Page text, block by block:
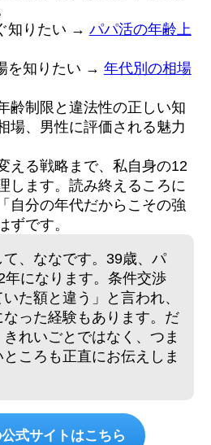
知りたい → パパ活の年齢上
を知りたい → 年代別の相場
齢制限と違法性の正しい知
場、男性に評価される魅力
える戦略まで、私自身の12
します。読み終えるころに
自分の年代だからこその強
ずです。
て、ななです。39歳、パ
年になります。条件交渉
た額と違う」と言われ、
った経験もあります。だ
れいごとではなく、つま
ころも正直にお伝えしま
式サイトはこちら